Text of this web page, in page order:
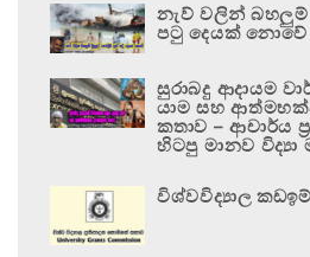
නැව් වලින් බහලුම්
පටු දෙයක් නොවේ
සුරාබදු ආදායම
යාම සහ
කතාව – ආචාර්ය
හිටපු මානව විද්‍යා
විශ්වවිද්‍යාල